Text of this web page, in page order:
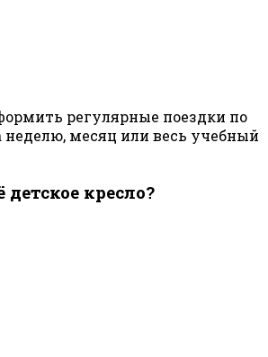
регулярные поездки по
месяц или весь учебный
кресло?